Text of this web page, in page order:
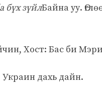
бүх зүйлБайна уу.
Хост: Бас би
дахь дайн.